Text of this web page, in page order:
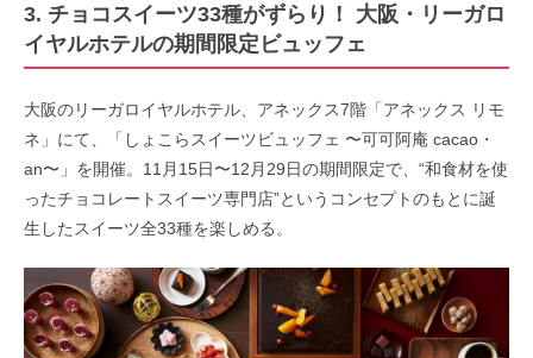
3. チョコスイーツ33種がずらり！ 大阪・リーガロ
イヤルホテルの期間限定ビュッフェ
大阪のリーガロイヤルホテル、アネックス7階「アネックス リモ
ネ」にて、「しょこらスイーツビュッフェ 〜可可阿庵 cacao・
an〜」を開催。11月15日〜12月29日の期間限定で、“和食材を使
ったチョコレートスイーツ専門店”というコンセプトのもとに誕
生したスイーツ全33種を楽しめる。